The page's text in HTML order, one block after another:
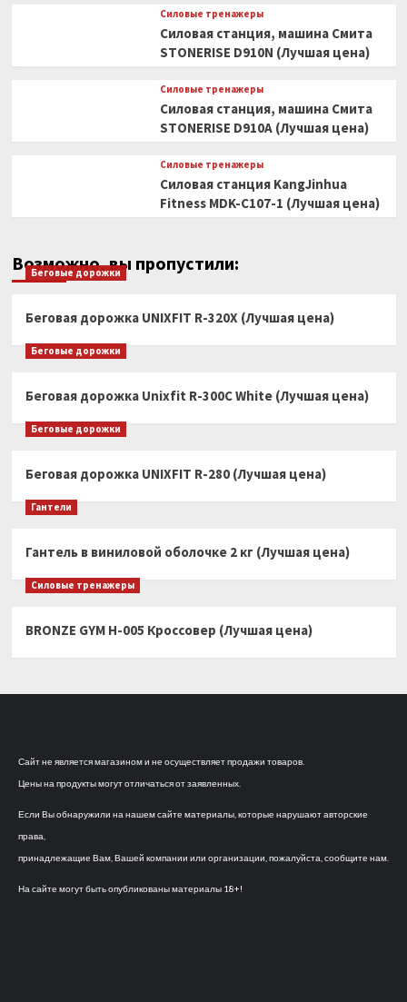
Силовые тренажеры
Силовая станция, машина Смита
STONERISE D910N (Лучшая цена)
Силовые тренажеры
Силовая станция, машина Смита
STONERISE D910A (Лучшая цена)
Силовые тренажеры
Силовая станция KangJinhua
Fitness MDK-C107-1 (Лучшая цена)
Возможно, вы пропустили:
Беговые дорожки
Беговая дорожка UNIXFIT R-320X (Лучшая цена)
Беговые дорожки
Беговая дорожка Unixfit R-300C White (Лучшая цена)
Беговые дорожки
Беговая дорожка UNIXFIT R-280 (Лучшая цена)
Гантели
Гантель в виниловой оболочке 2 кг (Лучшая цена)
Силовые тренажеры
BRONZE GYM H-005 Кроссовер (Лучшая цена)
Сайт не является магазином и не осуществляет продажи товаров.
Цены на продукты могут отличаться от заявленных.
Если Вы обнаружили на нашем сайте материалы, которые нарушают авторские
права,
принадлежащие Вам, Вашей компании или организации, пожалуйста, сообщите нам.
На сайте могут быть опубликованы материалы 18+!